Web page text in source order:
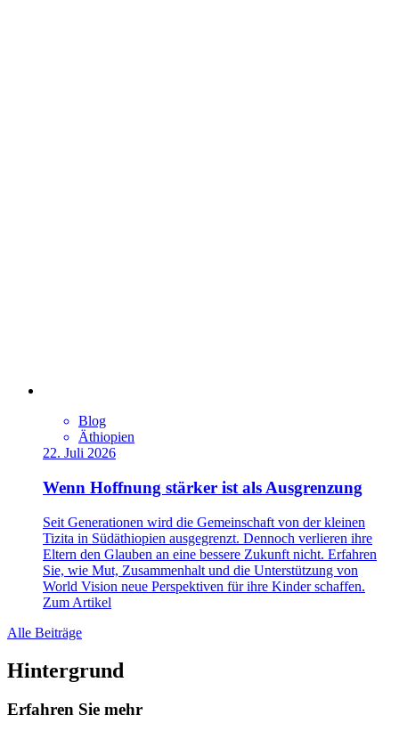
Blog
Äthiopien
22. Juli 2026
Wenn Hoffnung stärker ist als Ausgrenzung
Seit Generationen wird die Gemeinschaft von der kleinen
Tizita in Südäthiopien ausgegrenzt. Dennoch verlieren ihre
Eltern den Glauben an eine bessere Zukunft nicht. Erfahren
Sie, wie Mut, Zusammenhalt und die Unterstützung von
World Vision neue Perspektiven für ihre Kinder schaffen.
Zum Artikel
Alle Beiträge
Hintergrund
Erfahren Sie mehr